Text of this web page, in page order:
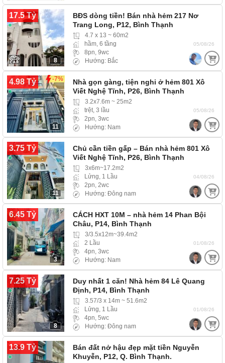
17.5 Tỷ
8
BĐS dòng tiền! Bán nhà hẻm 217 Nơ
Trang Long, P12, Bình Thạnh
4.7 x 13 ~ 60m2
hầm, 6 tầng
8pn, 9wc
Hướng: Bắc
05/08/26
4.98 Tỷ -7%
11
Nhà gọn gàng, tiện nghi ở hẻm 801 Xô
Viết Nghệ Tĩnh, P26, Bình Thạnh
3.2x7.6m ~ 25m2
trệt, 3 lầu
2pn, 3wc
Hướng: Nam
05/08/26
3.75 Tỷ
11
Chủ cần tiền gấp – Bán nhà hẻm 801 Xô
Viết Nghệ Tĩnh, P26, Bình Thạnh
3x6m~17.2m2
Lửng, 1 Lầu
2pn, 2wc
Hướng: Đông nam
04/08/26
6.45 Tỷ
3
CÁCH HXT 10M – nhà hẻm 14 Phan Bội
Châu, P14, Bình Thạnh
3/3.5x12m~39.4m2
2 Lầu
4pn, 3wc
Hướng: Nam
01/08/26
7.25 Tỷ
8
Duy nhất 1 căn! Nhà hẻm 84 Lê Quang
Định, P14, Bình Thạnh
3.57/3 x 14m ~ 51.6m2
Lửng, 1 Lầu
4pn, 5wc
Hướng: Đông nam
01/08/26
13.9 Tỷ
Bán đất nở hậu đẹp mặt tiền Nguyễn
Khuyễn, P12, Q. Bình Thạnh.